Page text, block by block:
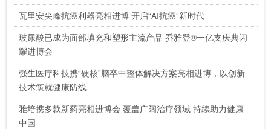
瓦里安尖峰抗癌利器亮相进博 开启“AI抗癌”新时代
玻尿酸已成为面部填充和塑形主流产品 乔雅登®一亿支庆典闪
耀进博会
强生医疗科技携“硬核”脑卒中整体解决方案亮相进博，以创新
技术筑就健康防线
雅培携多款新药亮相进博会 覆盖广阔治疗领域 持续助力健康
中国